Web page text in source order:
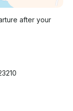
after your